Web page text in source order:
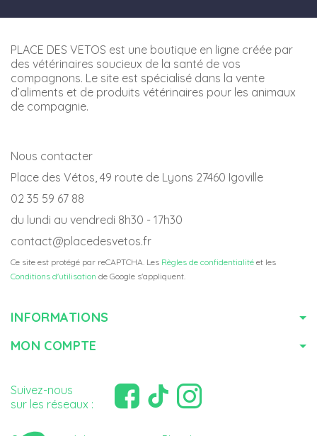
PLACE DES VETOS est une boutique en ligne créée par
des vétérinaires soucieux de la santé de vos
compagnons. Le site est spécialisé dans la vente
d’aliments et de produits vétérinaires pour les animaux
de compagnie.
Nous contacter
Place des Vétos, 49 route de Lyons 27460 Igoville
02 35 59 67 88
du lundi au vendredi 8h30 - 17h30
contact@placedesvetos.fr
Ce site est protégé par reCAPTCHA. Les Règles de confidentialité et les
Conditions d'utilisation de Google s'appliquent.
INFORMATIONS
MON COMPTE
Suivez-nous
sur les réseaux :